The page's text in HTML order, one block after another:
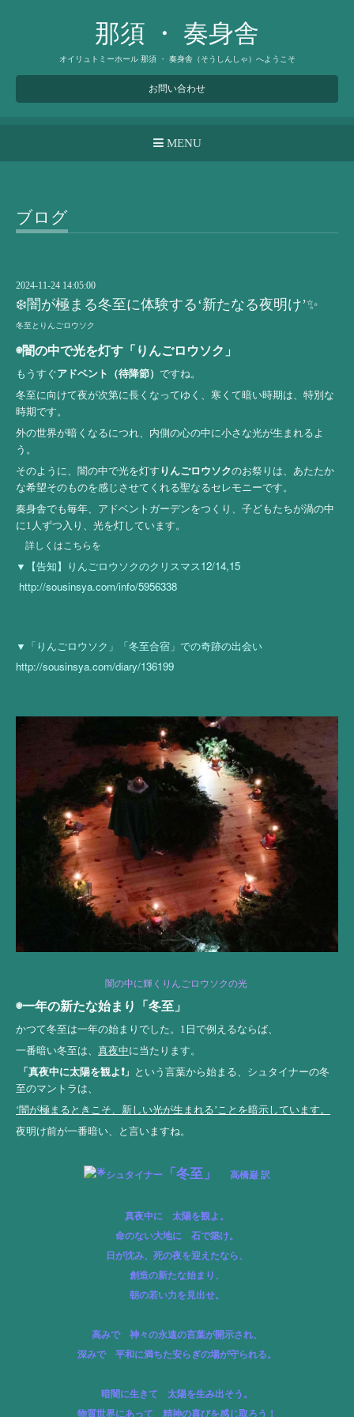
那須 ・ 奏身舎
オイリュトミーホール 那須 ・ 奏身舎（そうしんしゃ）へようこそ
お問い合わせ
MENU
ブログ
2024-11-24 14:05:00
❄️闇が極まる冬至に体験する‘新たなる夜明け’✨
冬至とりんごロウソク
◉闇の中で光を灯す「りんごロウソク」
もうすぐアドベント（待降節） ですね。
冬至に向けて夜が次第に長くなってゆく、寒くて暗い時期は、特別な
時期です。
外の世界が暗くなるにつれ、内側の心の中に小さな光が生まれるよ
う。
そのように、闇の中で光を灯す りんごロウソクのお祭りは、あたたか
な希望そのものを感じさせてくれる聖なるセレモニーです。
奏身舎でも毎年、アドベントガーデンをつくり、子どもたちが渦の中
に1人ずつ入り、光を灯しています。
詳しくはこちらを
▼ 【告知】りんごロウソクのクリスマス 12/14,15
http://sousinsya.com/info/5956338
▼「りんごロウソク」「冬至合宿」での奇跡の出会い
http://sousinsya.com/diary/136199
闇の中に輝くりんごロウソクの光
◉一年の新たな始まり「冬至」
かつて冬至は一年の始まりでした。1日で例えるならば、
一番暗い冬至は、 真夜中に当たります。
「真夜中に太陽を観よ❗️」 という言葉から始まる、シュタイナーの冬
至のマントラは、
‘闇が極まるときこそ、新しい光が生まれる’ことを暗示しています。
夜明け前が一番暗い、と言いますね。
シュタイナー 「冬至」 高橋巌 訳
真夜中に 太陽を観よ。
命のない大地に 石で築け。
日が沈み、死の夜を迎えたなら、
創造の新たな始まり、
朝の若い力を見出せ。
高みで 神々の永遠の言葉が開示され、
深みで 平和に満ちた安らぎの場が守られる。
暗闇に生きて 太陽を生み出そう。
物質世界にあって 精神の喜びを感じ取ろう！